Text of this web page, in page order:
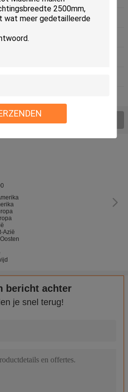
De geplooide machine van het
draadnetwerk
draadtrekken machine
Azië
bericht achter
je snel terug!